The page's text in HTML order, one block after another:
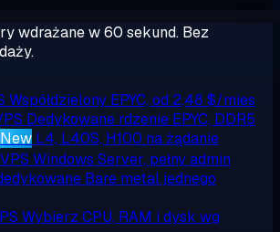
wdrażane w 60 sekund. Bez
Współdzielony EPYC, od 2,48 $/mies
Dedykowane rdzenie EPYC, DDR5
New L4, L40S, H100 na żądanie
Windows Server, pełny admin
Bare metal jednego
Wybierz CPU, RAM i dysk wg